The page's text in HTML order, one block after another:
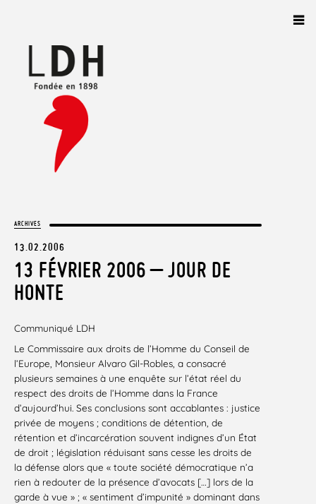
ARCHIVES
13.02.2006
13 FÉVRIER 2006 – JOUR DE
HONTE
Communiqué LDH
Le Commissaire aux droits de l’Homme du Conseil de
l’Europe, Monsieur Alvaro Gil-Robles, a consacré
plusieurs semaines à une enquête sur l’état réel du
respect des droits de l’Homme dans la France
d’aujourd’hui. Ses conclusions sont accablantes : justice
privée de moyens ; conditions de détention, de
rétention et d’incarcération souvent indignes d’un État
de droit ; législation réduisant sans cesse les droits de
la défense alors que « toute société démocratique n’a
rien à redouter de la présence d’avocats […] lors de la
garde à vue » ; « sentiment d’impunité » dominant dans